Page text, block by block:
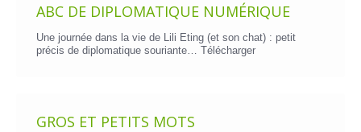
ABC DE DIPLOMATIQUE NUMÉRIQUE
Une journée dans la vie de Lili Eting (et son chat) : petit
précis de diplomatique souriante… Télécharger
GROS ET PETITS MOTS